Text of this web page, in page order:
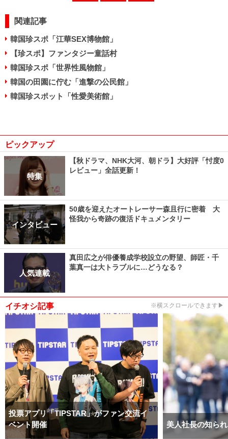
関連記事
韓国珍スポ「江華SEX博物館」
【珍スポ】ファンタジー童話村
韓国珍スポ「世界性風物館」
韓国の田園に佇む「進撃の公民館」
韓国珍スポット「性愛美術館」
ピックアップ
特集
【秋ドラマ、NHK大河、朝ドラ】大好評「忖度0
レビュー」全話更新！
インタビュー
50歳を迎えたオートレーサー森且行に密着 大
怪我から奇跡の復活ドキュメンタリー
人気連載
真田広之が俳優養成学校設立の野望、師匠・千
葉真一は大トラブルに…どうなる？
イチオシ記事 ※横スクロールできます▶
投票アプリ「TIPSTAR」がファン交流イ
ベント開催
美人社長の知ら